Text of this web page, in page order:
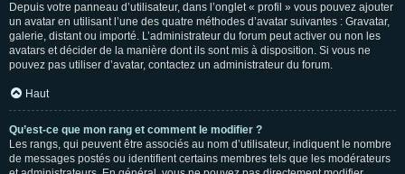
Depuis votre panneau d’utilisateur, dans l’onglet « profil » vous pouvez ajouter
un avatar en utilisant l’une des quatre méthodes d’avatar suivantes : Gravatar,
galerie, distant ou importé. L’administrateur du forum peut activer ou non les
avatars et décider de la manière dont ils sont mis à disposition. Si vous ne
pouvez pas utiliser d’avatar, contactez un administrateur du forum.
Haut
Qu’est-ce que mon rang et comment le modifier ?
Les rangs, qui peuvent être associés au nom d’utilisateur, indiquent le nombre
de messages postés ou identifient certains membres tels que les modérateurs